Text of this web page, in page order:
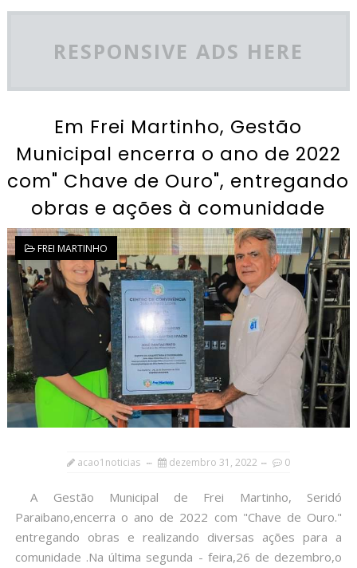
RESPONSIVE ADS HERE
Em Frei Martinho, Gestão
Municipal encerra o ano de 2022
com" Chave de Ouro", entregando
obras e ações à comunidade
FREI MARTINHO
acao1noticias dezembro 31, 2022 0
A Gestão Municipal de Frei Martinho, Seridó
Paraibano,encerra o ano de 2022 com "Chave de Ouro."
entregando obras e realizando diversas ações para a
comunidade .Na última segunda - feira,26 de dezembro,o